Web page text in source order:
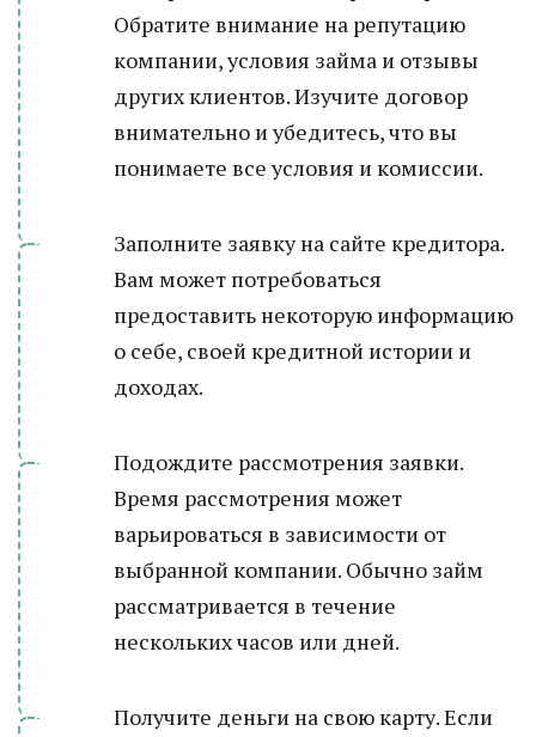
Обратите внимание на репутацию
компании, условия займа и отзывы
других клиентов. Изучите договор
внимательно и убедитесь, что вы
понимаете все условия и комиссии.
Заполните заявку на сайте кредитора.
Вам может потребоваться
предоставить некоторую информацию
о себе, своей кредитной истории и
доходах.
Подождите рассмотрения заявки.
Время рассмотрения может
варьироваться в зависимости от
выбранной компании. Обычно займ
рассматривается в течение
нескольких часов или дней.
Получите деньги на свою карту. Если